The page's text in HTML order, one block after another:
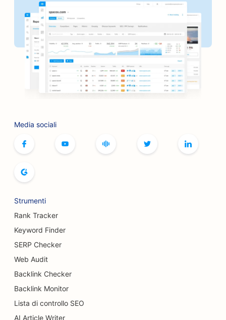
SEO per le banche
SEO per panifici
SEO per i barbieri
SEO per i barbecue
SEO per le boutique
SEO per le piste da bowling
SEO per i caffè di giochi da tavolo
SEO per i servizi di mastoplastica additiva
SEO per i ristoranti a buffet
SEO per chirurghi ustionati
SEO per i caffè
Media sociali
Strumenti
Rank Tracker
Keyword Finder
SERP Checker
Web Audit
Backlink Checker
Backlink Monitor
Lista di controllo SEO
AI Article Writer